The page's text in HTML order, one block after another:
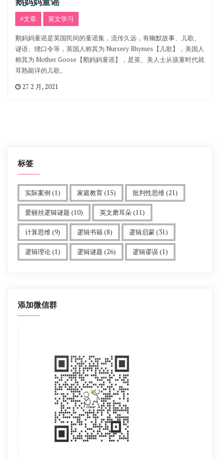
#文章 英文学习
鹅妈妈童谣是英国民间的童谣集，流传久远，有幽默故事、儿歌、
谜语、绕口令等，英国人称其为 Nursery Rhymes【儿歌】，美国人
称其为 Mother Goose【鹅妈妈童谣】，是英、美人士从孩童时代就
耳熟能详的儿歌。
27 2 月, 2021
标签
实际案例 (1) 家庭教育(15) 批判性思维 (21)
爱丽丝逻辑谜题 (10) 英文磨耳朵(11)
计算思维 (9) 逻辑书籍(8) 逻辑启蒙(31)
逻辑理论(1) 逻辑谜题 (26) 逻辑谬误(1)
添加微信群